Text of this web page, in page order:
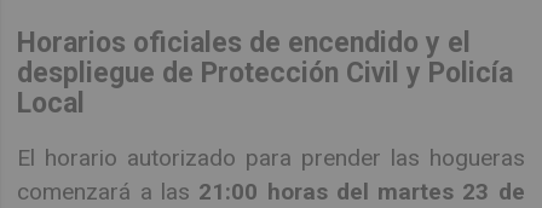
Horarios oficiales de encendido y el
despliegue de Protección Civil y Policía
Local
El horario autorizado para prender las hogueras
comenzará a las 21:00 horas del martes 23 de